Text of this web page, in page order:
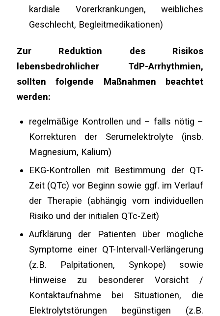
kardiale Vorerkrankungen, weibliches
Geschlecht, Begleitmedikationen)
Zur Reduktion des Risikos
lebensbedrohlicher TdP-Arrhythmien,
sollten folgende Maßnahmen beachtet
werden:
regelmäßige Kontrollen und – falls nötig –
Korrekturen der Serumelektrolyte (insb.
Magnesium, Kalium)
EKG-Kontrollen mit Bestimmung der QT-
Zeit (QTc) vor Beginn sowie ggf. im Verlauf
der Therapie (abhängig vom individuellen
Risiko und der initialen QTc-Zeit)
Aufklärung der Patienten über mögliche
Symptome einer QT-Intervall-Verlängerung
(z.B. Palpitationen, Synkope) sowie
Hinweise zu besonderer Vorsicht /
Kontaktaufnahme bei Situationen, die
Elektrolytstörungen begünstigen (z.B.